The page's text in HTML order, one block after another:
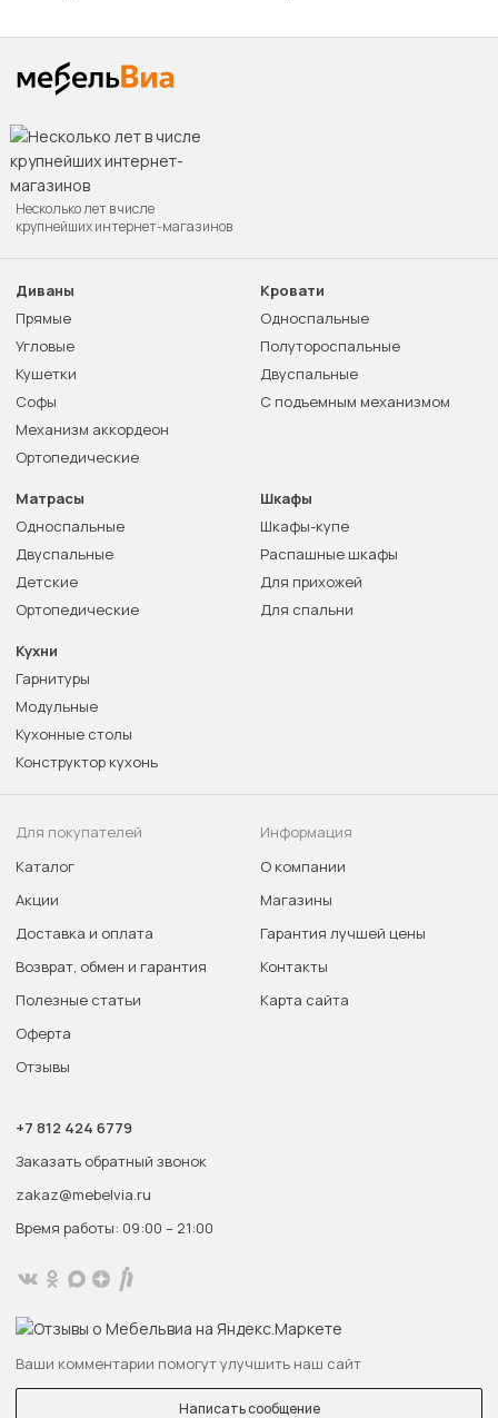
Несколько лет в числе
крупнейших интернет-магазинов
Диваны
Прямые
Угловые
Кушетки
Софы
Механизм аккордеон
Ортопедические
Кровати
Односпальные
Полутороспальные
Двуспальные
С подъемным механизмом
Матрасы
Односпальные
Двуспальные
Детские
Ортопедические
Шкафы
Шкафы-купе
Распашные шкафы
Для прихожей
Для спальни
Кухни
Гарнитуры
Модульные
Кухонные столы
Конструктор кухонь
Для покупателей
Каталог
Акции
Доставка и оплата
Возврат, обмен и гарантия
Полезные статьи
Оферта
Отзывы
Информация
О компании
Магазины
Гарантия лучшей цены
Контакты
Карта сайта
+7 812 424 6779
Заказать обратный звонок
zakaz@mebelvia.ru
Время работы: 09:00 – 21:00
Ваши комментарии помогут улучшить наш сайт
Написать сообщение